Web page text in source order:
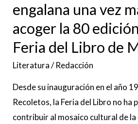
engalana una vez
acoger la 80
Feria del Libro de
Literatura/Redacción
Desde su inauguración en el año
Recoletos, la Feria del Libro no ha
contribuir al mosaico cultural de
la
Feria
Libro
de
Madrid.